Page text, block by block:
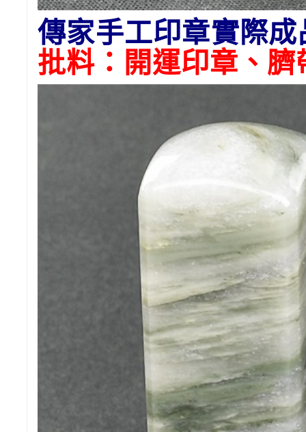
傳家手工印章實際成
批料：開運印章、